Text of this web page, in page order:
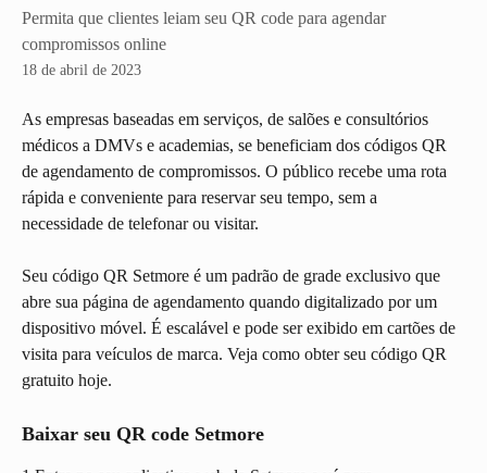
Permita que clientes leiam seu QR code para agendar
compromissos online
18 de abril de 2023
As empresas baseadas em serviços, de salões e consultórios
médicos a DMVs e academias, se beneficiam dos códigos QR
de agendamento de compromissos. O público recebe uma rota
rápida e conveniente para reservar seu tempo, sem a
necessidade de telefonar ou visitar.
Seu código QR Setmore é um padrão de grade exclusivo que
abre sua página de agendamento quando digitalizado por um
dispositivo móvel. É escalável e pode ser exibido em cartões de
visita para veículos de marca. Veja como obter seu código QR
gratuito hoje.
Baixar seu QR code Setmore